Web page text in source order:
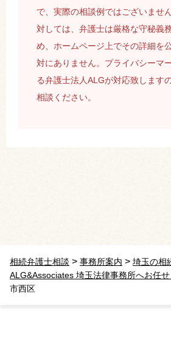
で、実際の相談例ではございませ
対しては、弁護士は厳格な守秘義
め、ホームページ上でその詳細を
対にありません。プライバシーマ
る弁護士法人ALGが対応致します
相談ください。
相続弁護士相談 > 事務所案内 > 埼玉の相
ALG&Associates 埼玉法律事務所へお任せ
市西区